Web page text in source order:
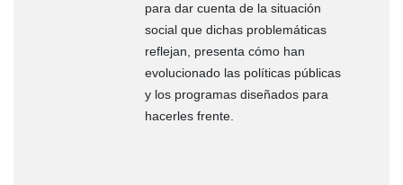
para dar cuenta de la situación
social que dichas problemáticas
reflejan, presenta cómo han
evolucionado las políticas públicas
y los programas diseñados para
hacerles frente.